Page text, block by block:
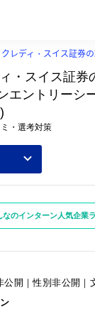
クレディ・スイス証券
・スイス証券
エントリーシ
・選考対策
なのインターン人気企業
公開｜性別非公開｜